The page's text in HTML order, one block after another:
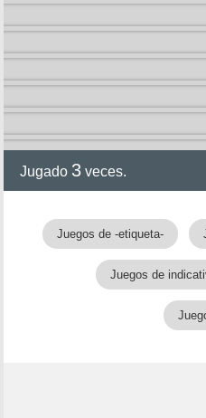
Jugado 3 veces.
Juegos de -etiqueta-
Juegos de